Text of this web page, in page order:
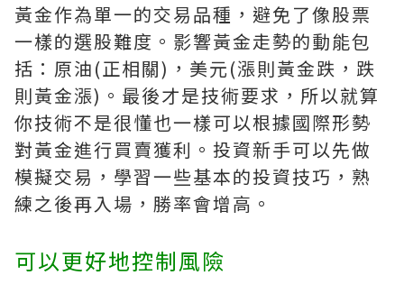
黃金作為單一的交易品種，避免了像股票
一樣的選股難度。影響黃金走勢的動能包
括：原油(正相關)，美元(漲則黃金跌，跌
則黃金漲)。最後才是技術要求，所以就算
你技術不是很懂也一樣可以根據國際形勢
對黃金進行買賣獲利。投資新手可以先做
模擬交易，學習一些基本的投資技巧，熟
練之後再入場，勝率會增高。
可以更好地控制風險